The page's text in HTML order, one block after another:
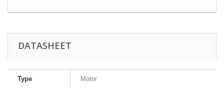
DATASHEET
Type Motor